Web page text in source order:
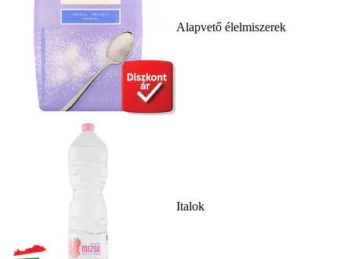
Alapvető élelmiszerek
Italok